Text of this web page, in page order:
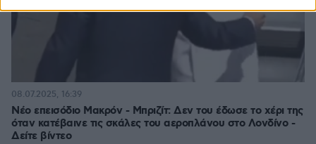
Νέο επεισόδιο Μακρόν - Μπριζίτ: Δεν του έδωσε το χέρι της
όταν κατέβαινε τις σκάλες του αεροπλάνου στο Λονδίνο -
Δείτε βίντεο
08.07.2025, 16:39